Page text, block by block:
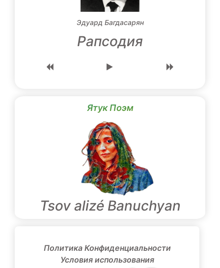
Эдуард Багдасарян
Рапсодия
Ятук Поэм
Tsov alizé Banuchyan
Политика Конфиденциальности
Условия использования